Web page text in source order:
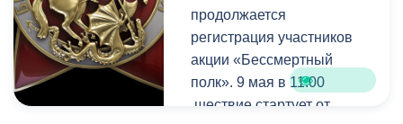
продолжается
регистрация участников
акции «Бессмертный
полк». 9 мая в 11:00
шествие стартует от